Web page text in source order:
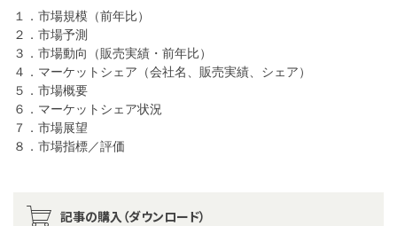
１．市場規模（前年比）
２．市場予測
３．市場動向（販売実績・前年比）
４．マーケットシェア（会社名、販売実績、シェア）
５．市場概要
６．マーケットシェア状況
７．市場展望
８．市場指標／評価
記事の購入（ダウンロード）